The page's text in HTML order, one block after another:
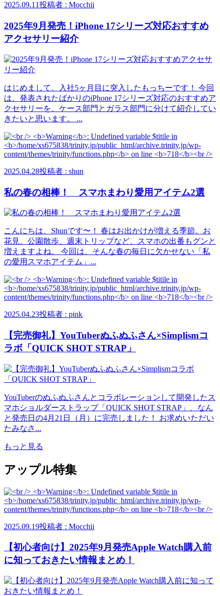
2025.09.11投稿者 : Mocchii
2025年9月発売！iPhone 17シリーズ対応おすすめ
アクセサリー紹介
はじめまして。入社5ヶ月目に突入したもっちーです！ 今回
は、発表されたばかりのiPhone 17シリーズ対応のおすすめア
クセサリーを、ケース部門とガラス部門に分けて紹介してい
きたいと思います。 ...
2025.04.28投稿者 : shun
私の春の相棒！ スマホまわり愛用アイテム2選
こんにちは、Shunです〜！ 春はお出かけが増える季節。お
花見、公園散歩、週末トリップなど、スマホの出番もグンと
増えますよね。 今回は、そんな春の毎日に欠かせない「私
の愛用スマホアイテム」...
2025.04.23投稿者 : pink
【完売御礼】YouTuberぬふぬふさん×Simplismコ
ラボ「QUICK SHOT STRAP」
YouTuberのぬふぬふさんとコラボレーションして開発したス
マホショルダーストラップ「QUICK SHOT STRAP」、なん
と発売日の4月21日（月）に完売しました！ お求めいただい
たみなさ...
もっと見る
アップル特集
2025.09.19投稿者 : Mocchii
【初心者向け】2025年9月発売Apple Watch購入前
に知っておきたい情報まとめ！